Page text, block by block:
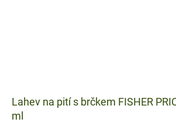
Lahev na pití s brčkem FISHER
ml